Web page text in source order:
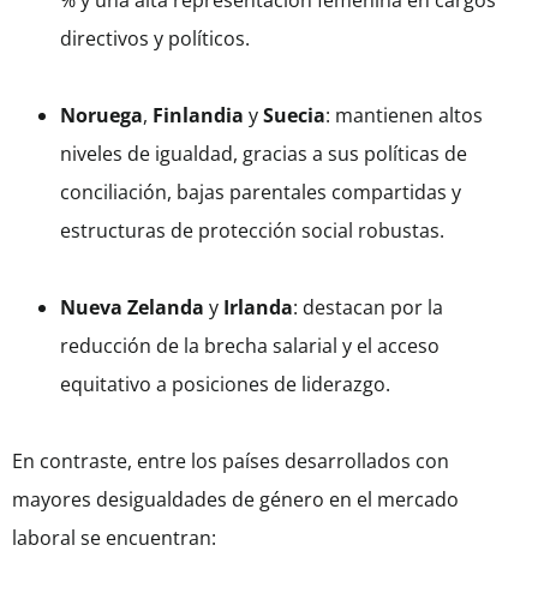
directivos y políticos.
Noruega, Finlandia ySuecia: mantienen altos
niveles de igualdad, gracias a sus políticas de
conciliación, bajas parentales compartidas y
estructuras de protección social robustas.
Nueva Zelanda y Irlanda: destacan por la
reducción de la brecha salarial y el acceso
equitativo a posiciones de liderazgo.
En contraste, entre los países desarrollados con
mayores desigualdades de género en el mercado
laboral se encuentran: